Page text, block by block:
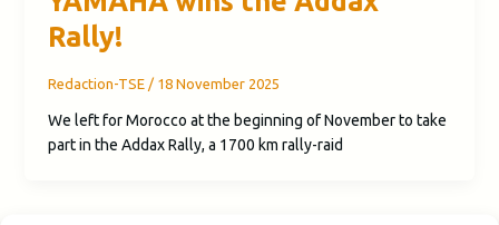
Rally!
Redaction-TSE / 18 November 2025
We left for Morocco at the beginning of November to take
part in the Addax Rally, a 1700 km rally-raid